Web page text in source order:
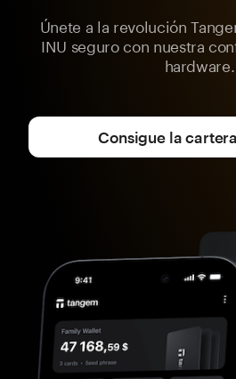
Únete a la revolución
INU seguro con nuestra
hardware.
Consigue la